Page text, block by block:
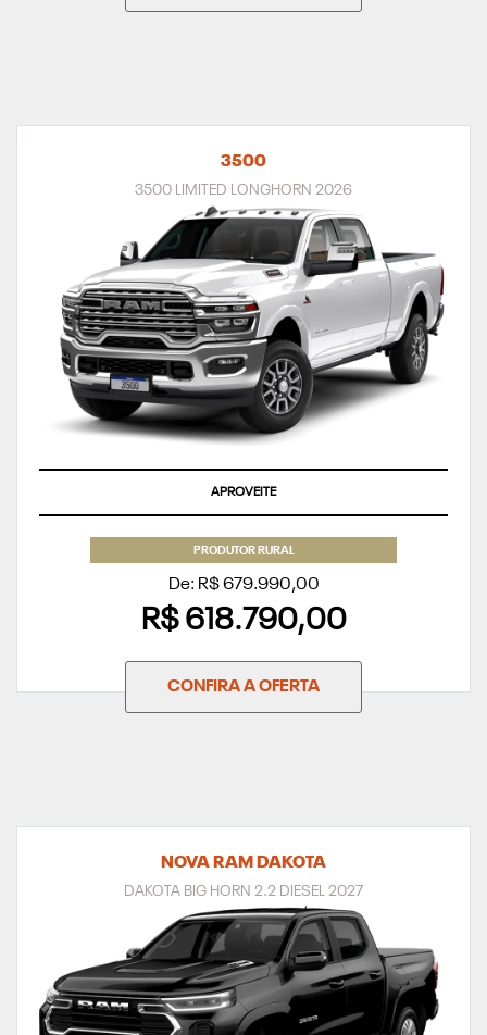
3500
3500 LIMITED LONGHORN 2026
APROVEITE
PRODUTOR RURAL
De: R$ 679.990,00
R$ 618.790,00
CONFIRA A OFERTA
NOVA RAM DAKOTA
DAKOTA BIG HORN 2.2 DIESEL 2027